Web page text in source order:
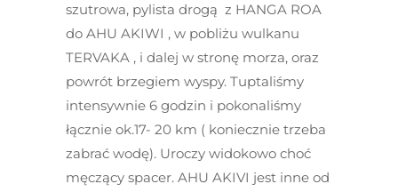
szutrowa, pylista drogą z HANGA ROA
do AHU AKIWI , w pobliżu wulkanu
TERVAKA , i dalej w stronę morza, oraz
powrót brzegiem wyspy. Tuptaliśmy
intensywnie 6 godzin i pokonaliśmy
łącznie ok.17- 20 km ( koniecznie trzeba
zabrać wodę). Uroczy widokowo choć
męczący spacer. AHU AKIVI jest inne od